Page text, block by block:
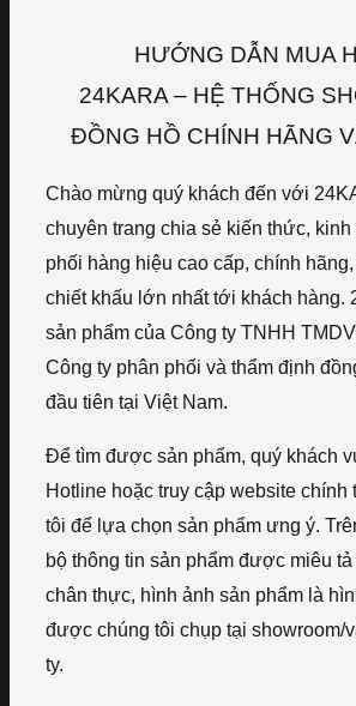
HƯỚNG DẪN MUA
24KARA – HỆ THỐNG
ĐỒNG HỒ CHÍNH HÃNG
Chào mừng quý khách đến với
chuyên trang chia sẻ kiến thức,
phối hàng hiệu cao cấp, chính
chiết khấu lớn nhất tới khách hàng.
sản phẩm của Công ty TNHH
Công ty phân phối và thẩm định
đầu tiên tại Việt Nam.
Để tìm được sản phẩm, quý khách
Hotline hoặc truy cập website chính
tôi để lựa chọn sản phẩm ưng ý.
bộ thông tin sản phẩm được miêu
chân thực, hình ảnh sản phẩm là
được chúng tôi chụp tại showroom/
ty.